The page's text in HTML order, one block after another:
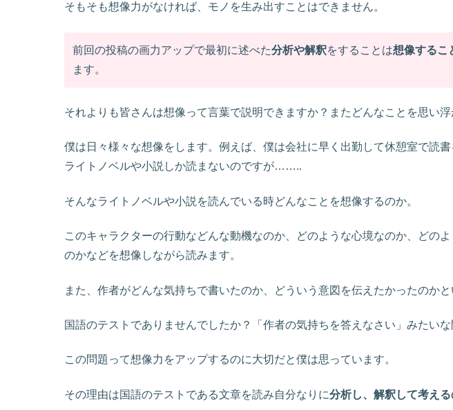
そもそも想像力がなければ、モノを生み出すことはできません。
前回の投稿の画力アップで最初に述べた分析や解釈をすることは想像するこ
ます。
それよりも皆さんは想像って言葉で説明できますか？またどんなことを思い浮
僕は日々様々な想像をします。例えば、僕は会社に早く出勤して休憩室で読
ライトノベルや小説しか読まないのですが……..
そんなライトノベルや小説を読んでいる時どんなことを想像するのか。
このキャラクターの行動などんな動機なのか、どのような心境なのか、どの
のかなどを想像しながら読みます。
また、作者がどんな気持ちで書いたのか、どういう意図を伝えたかったのか
国語のテストでありませんでしたか？「作者の気持ちを答えなさい」みたいな
この問題って想像力をアップするのに大切だと僕は思っています。
その理由は国語のテストである文章を読み自分なりに分析し、解釈して考える